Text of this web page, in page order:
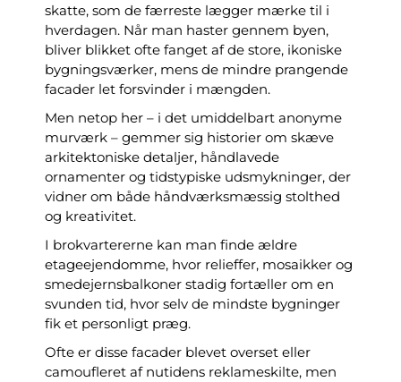
skatte, som de færreste lægger mærke til i
hverdagen. Når man haster gennem byen,
bliver blikket ofte fanget af de store, ikoniske
bygningsværker, mens de mindre prangende
facader let forsvinder i mængden.
Men netop her – i det umiddelbart anonyme
murværk – gemmer sig historier om skæve
arkitektoniske detaljer, håndlavede
ornamenter og tidstypiske udsmykninger, der
vidner om både håndværksmæssig stolthed
og kreativitet.
I brokvartererne kan man finde ældre
etageejendomme, hvor relieffer, mosaikker og
smedejernsbalkoner stadig fortæller om en
svunden tid, hvor selv de mindste bygninger
fik et personligt præg.
Ofte er disse facader blevet overset eller
camoufleret af nutidens reklameskilte, men